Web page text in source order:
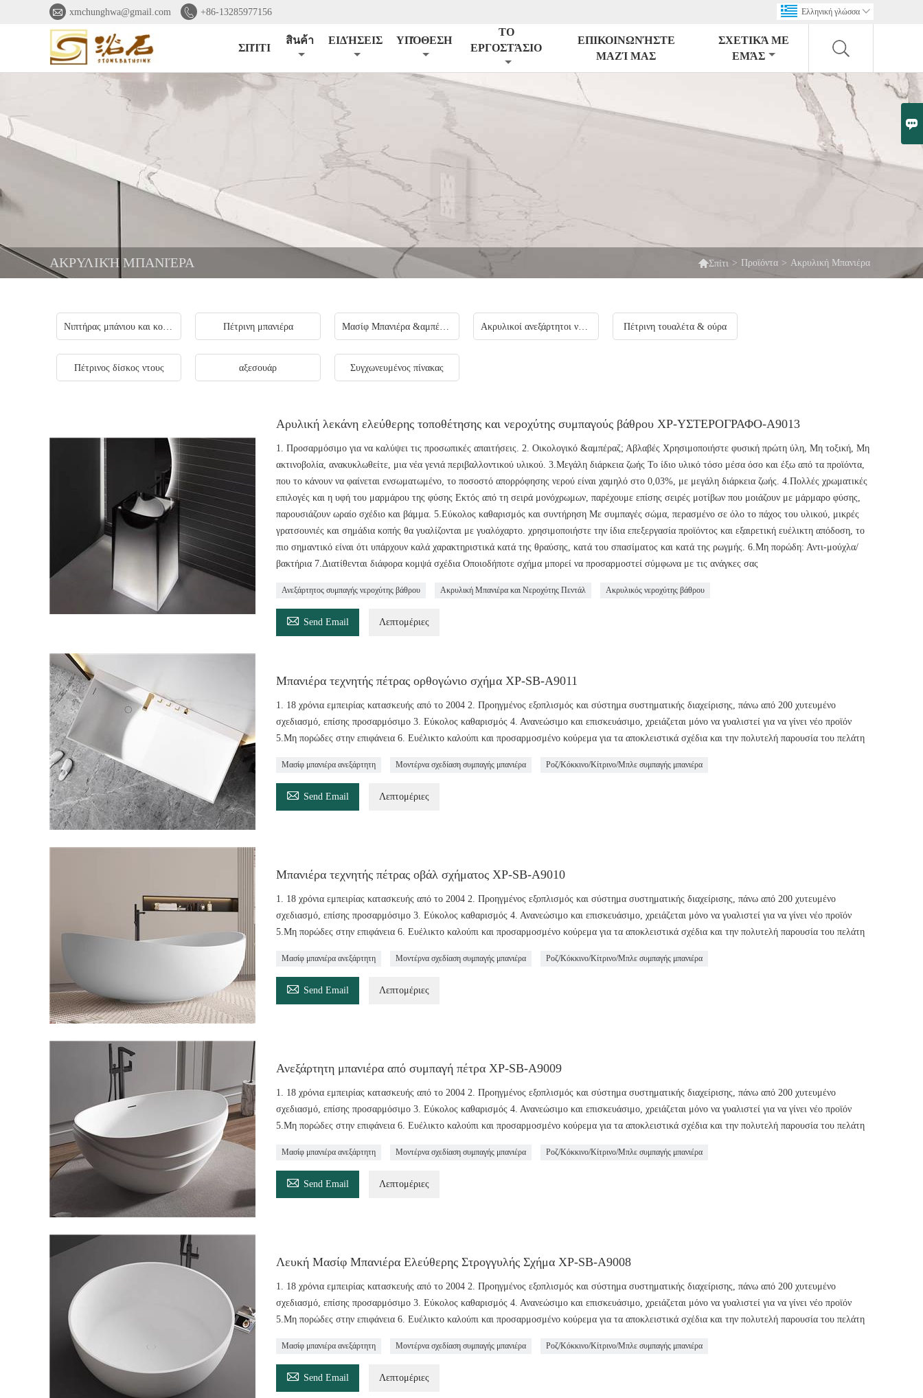

 xmchunghwa@gmail.com  +86-13285977156 Ελληνική γλώσσα 
ΣΠΊΤΙ
สินค้า ΕΙΔΉΣΕΙΣ ΥΠΌΘΕΣΗ
ΤΟ
ΕΡΓΟΣΤΆΣΙΟ
ΕΠΙΚΟΙΝΩΝΉΣΤΕ
ΜΑΖΊ ΜΑΣ
ΣΧΕΤΙΚΆ ΜΕ
ΕΜΆΣ
ΑΚΡΥΛΙΚΉ ΜΠΑΝΙΈΡΑ Σπίτι > Προϊόντα > Ακρυλική Μπανιέρα
Νιπτήρας μπάνιου και κουζίνας Πέτρινη μπανιέρα Μασίφ Μπανιέρα &αμπέραζ; Νεροχύτης Ακρυλικοί ανεξάρτητοι νεροχύτες συμπαγούς βάθρου Πέτρινη τουαλέτα & ούρα
Πέτρινος δίσκος ντους αξεσουάρ Συγχωνευμένος πίνακας
Αρυλική λεκάνη ελεύθερης τοποθέτησης και νεροχύτης συμπαγούς βάθρου ΧΡ-ΥΣΤΕΡΟΓΡΑΦΟ-A9013
1. Προσαρμόσιμο για να καλύψει τις προσωπικές απαιτήσεις. 2. Οικολογικό &αμπέραζ; Αβλαβές Χρησιμοποιήστε φυσική πρώτη ύλη, Μη τοξική, Μη
ακτινοβολία, ανακυκλωθείτε, μια νέα γενιά περιβαλλοντικού υλικού. 3.Μεγάλη διάρκεια ζωής Το ίδιο υλικό τόσο μέσα όσο και έξω από τα προϊόντα,
που το κάνουν να φαίνεται ενσωματωμένο, το ποσοστό απορρόφησης νερού είναι χαμηλό στο 0,03%, με μεγάλη διάρκεια ζωής. 4.Πολλές χρωματικές
επιλογές και η υφή του μαρμάρου της φύσης Εκτός από τη σειρά μονόχρωμων, παρέχουμε επίσης σειρές μοτίβων που μοιάζουν με μάρμαρο φύσης,
παρουσιάζουν ωραίο σχέδιο και βάμμα. 5.Εύκολος καθαρισμός και συντήρηση Με συμπαγές σώμα, περασμένο σε όλο το πάχος του υλικού, μικρές
γρατσουνιές και σημάδια κοπής θα γυαλίζονται με γυαλόχαρτο. χρησιμοποιήστε την ίδια επεξεργασία προϊόντος και εξαιρετική ευέλικτη απόδοση, το
πιο σημαντικό είναι ότι υπάρχουν καλά χαρακτηριστικά κατά της θραύσης, κατά του σπασίματος και κατά της ρωγμής. 6.Μη πορώδη: Αντι-μούχλα/
βακτήρια 7.Διατίθενται διάφορα κομψά σχέδια Οποιοδήποτε σχήμα μπορεί να προσαρμοστεί σύμφωνα με τις ανάγκες σας
Ανεξάρτητος συμπαγής νεροχύτης βάθρου Ακρυλική Μπανιέρα και Νεροχύτης Πεντάλ Ακρυλικός νεροχύτης βάθρου
 Send Email Λεπτομέριες
Μπανιέρα τεχνητής πέτρας ορθογώνιο σχήμα ΧΡ-SB-A9011
1. 18 χρόνια εμπειρίας κατασκευής από το 2004 2. Προηγμένος εξοπλισμός και σύστημα συστηματικής διαχείρισης, πάνω από 200 χυτευμένο
σχεδιασμό, επίσης προσαρμόσιμο 3. Εύκολος καθαρισμός 4. Ανανεώσιμο και επισκευάσιμο, χρειάζεται μόνο να γυαλιστεί για να γίνει νέο προϊόν
5.Μη πορώδες στην επιφάνεια 6. Ευέλικτο καλούπι και προσαρμοσμένο κούρεμα για τα αποκλειστικά σχέδια και την πολυτελή παρουσία του πελάτη
Μασίφ μπανιέρα ανεξάρτητη Μοντέρνα σχεδίαση συμπαγής μπανιέρα Ροζ/Κόκκινο/Κίτρινο/Μπλε συμπαγής μπανιέρα
 Send Email Λεπτομέριες
Μπανιέρα τεχνητής πέτρας οβάλ σχήματος ΧΡ-SB-A9010
1. 18 χρόνια εμπειρίας κατασκευής από το 2004 2. Προηγμένος εξοπλισμός και σύστημα συστηματικής διαχείρισης, πάνω από 200 χυτευμένο
σχεδιασμό, επίσης προσαρμόσιμο 3. Εύκολος καθαρισμός 4. Ανανεώσιμο και επισκευάσιμο, χρειάζεται μόνο να γυαλιστεί για να γίνει νέο προϊόν
5.Μη πορώδες στην επιφάνεια 6. Ευέλικτο καλούπι και προσαρμοσμένο κούρεμα για τα αποκλειστικά σχέδια και την πολυτελή παρουσία του πελάτη
Μασίφ μπανιέρα ανεξάρτητη Μοντέρνα σχεδίαση συμπαγής μπανιέρα Ροζ/Κόκκινο/Κίτρινο/Μπλε συμπαγής μπανιέρα
 Send Email Λεπτομέριες
Ανεξάρτητη μπανιέρα από συμπαγή πέτρα ΧΡ-SB-A9009
1. 18 χρόνια εμπειρίας κατασκευής από το 2004 2. Προηγμένος εξοπλισμός και σύστημα συστηματικής διαχείρισης, πάνω από 200 χυτευμένο
σχεδιασμό, επίσης προσαρμόσιμο 3. Εύκολος καθαρισμός 4. Ανανεώσιμο και επισκευάσιμο, χρειάζεται μόνο να γυαλιστεί για να γίνει νέο προϊόν
5.Μη πορώδες στην επιφάνεια 6. Ευέλικτο καλούπι και προσαρμοσμένο κούρεμα για τα αποκλειστικά σχέδια και την πολυτελή παρουσία του πελάτη
Μασίφ μπανιέρα ανεξάρτητη Μοντέρνα σχεδίαση συμπαγής μπανιέρα Ροζ/Κόκκινο/Κίτρινο/Μπλε συμπαγής μπανιέρα
 Send Email Λεπτομέριες
Λευκή Μασίφ Μπανιέρα Ελεύθερης Στρογγυλής Σχήμα ΧΡ-SB-A9008
1. 18 χρόνια εμπειρίας κατασκευής από το 2004 2. Προηγμένος εξοπλισμός και σύστημα συστηματικής διαχείρισης, πάνω από 200 χυτευμένο
σχεδιασμό, επίσης προσαρμόσιμο 3. Εύκολος καθαρισμός 4. Ανανεώσιμο και επισκευάσιμο, χρειάζεται μόνο να γυαλιστεί για να γίνει νέο προϊόν
5.Μη πορώδες στην επιφάνεια 6. Ευέλικτο καλούπι και προσαρμοσμένο κούρεμα για τα αποκλειστικά σχέδια και την πολυτελή παρουσία του πελάτη
Μασίφ μπανιέρα ανεξάρτητη Μοντέρνα σχεδίαση συμπαγής μπανιέρα Ροζ/Κόκκινο/Κίτρινο/Μπλε συμπαγής μπανιέρα
 Send Email Λεπτομέριες